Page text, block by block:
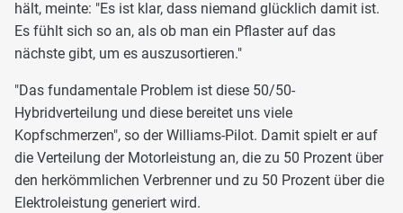
hält, meinte: "Es ist klar, dass niemand glücklich damit ist.
Es fühlt sich so an, als ob man ein Pflaster auf das
nächste gibt, um es auszusortieren."
"Das fundamentale Problem ist diese 50/50-
Hybridverteilung und diese bereitet uns viele
Kopfschmerzen", so der Williams-Pilot. Damit spielt er auf
die Verteilung der Motorleistung an, die zu 50 Prozent über
den herkömmlichen Verbrenner und zu 50 Prozent über die
Elektroleistung generiert wird.